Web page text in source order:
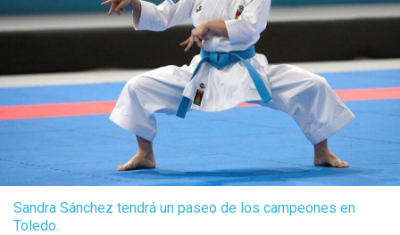
Sandra Sánchez tendrá un paseo de los campeones en
Toledo.